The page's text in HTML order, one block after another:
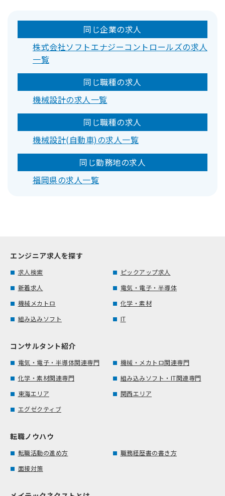
同じ企業の求人
株式会社ソフトエナジーコントロールズの求人
一覧
同じ職種の求人
機械設計の求人一覧
同じ職種の求人
機械設計(自動車)の求人一覧
同じ勤務地の求人
福岡県の求人一覧
エンジニア求人を探す
求人検索
ピックアップ求人
新着求人
電気・電子・半導体
機械メカトロ
化学・素材
組み込みソフト
IT
コンサルタント紹介
電気・電子・半導体関連専門
機械・メカトロ関連専門
化学・素材関連専門
組み込みソフト・IT関連専門
東海エリア
関西エリア
エグゼクティブ
転職ノウハウ
転職活動の進め方
職務経歴書の書き方
面接対策